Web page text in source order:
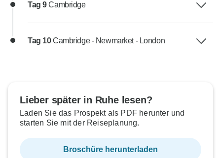
Tag 9Cambridge
Tag 10Cambridge - Newmarket - London
Lieber später in Ruhe lesen?
Laden Sie das Prospekt als PDF herunter und
starten Sie mit der Reiseplanung.
Broschüre herunterladen